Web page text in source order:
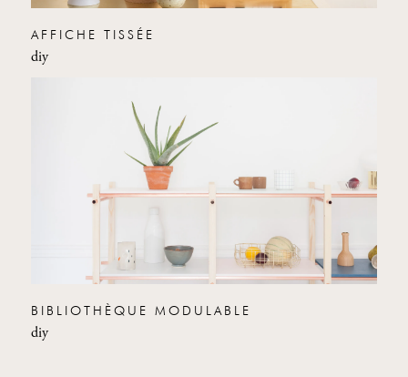
AFFICHE TISSÉE
diy
BIBLIOTHÈQUE MODULABLE
diy